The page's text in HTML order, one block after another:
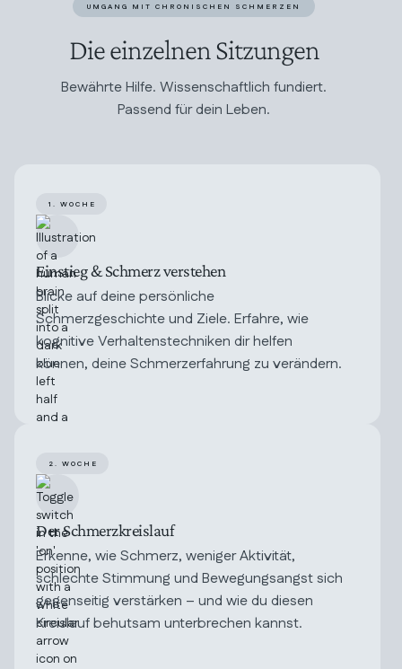
UMGANG MIT CHRONISCHEN SCHMERZEN
Die einzelnen Sitzungen
Bewährte Hilfe. Wissenschaftlich fundiert.
Passend für dein Leben.
1. WOCHE
Einstieg & Schmerz verstehen
Blicke auf deine persönliche
Schmerzgeschichte und Ziele. Erfahre, wie
kognitive Verhaltenstechniken dir helfen
können, deine Schmerzerfahrung zu verändern.
2. WOCHE
Der Schmerzkreislauf
Erkenne, wie Schmerz, weniger Aktivität,
schlechte Stimmung und Bewegungsangst sich
gegenseitig verstärken – und wie du diesen
Kreislauf behutsam unterbrechen kannst.